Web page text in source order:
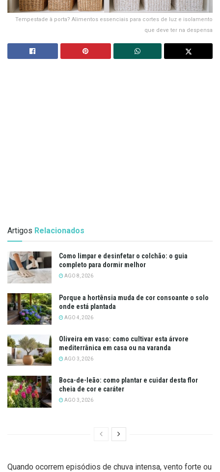
Tempestade à porta? Alimentos essenciais para cortes de luz e isolamento
que deve ter na despensa
Artigos Relacionados
Como limpar e desinfetar o colchão: o guia
completo para dormir melhor
AGO 8, 2026
Porque a hortênsia muda de cor consoante o solo
onde está plantada
AGO 4, 2026
Oliveira em vaso: como cultivar esta árvore
mediterrânica em casa ou na varanda
AGO 3, 2026
Boca-de-leão: como plantar e cuidar desta flor
cheia de cor e caráter
AGO 3, 2026
Quando ocorrem episódios de chuva intensa, vento forte ou